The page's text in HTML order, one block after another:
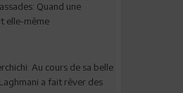
Quand une
elle-même
Au cours de sa belle
a fait rêver des